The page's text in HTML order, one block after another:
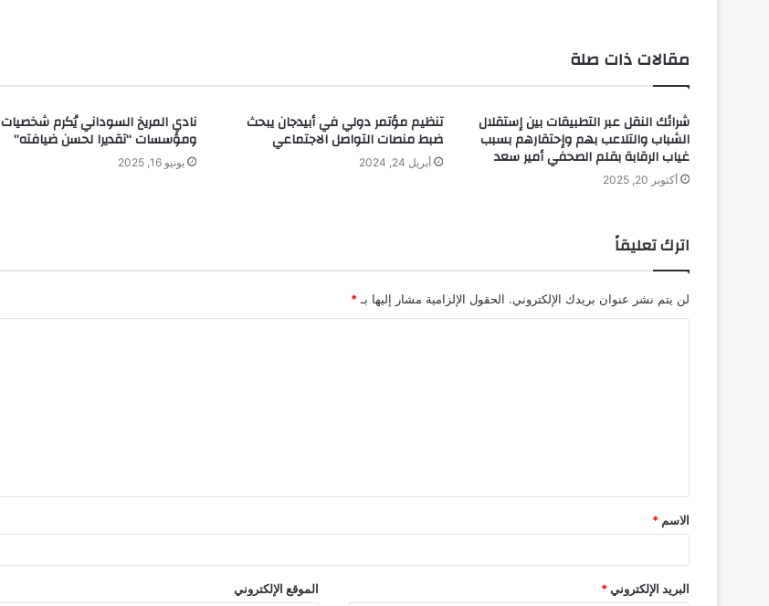
مقالات ذات صلة
شرائك النقل عبر التطبيقات بين إستقلال
الشباب والتلاعب بهم وإحتقارهم بسبب
غياب الرقابة بقلم الصحفي أمير سعد
أكتوبر 20, 2025
تنظيم مؤتمر دولي في أبيدجان يبحث
ضبط منصات التواصل الاجتماعي
أبريل 24, 2024
نادي المريخ السوداني يُكرم شخصيات
ومؤسسات “تقديرا لحسن ضيافته”
يونيو 16, 2025
اترك تعليقاً
لن يتم نشر عنوان بريدك الإلكتروني. الحقول الإلزامية مشار إليها بـ *
ق
*
الاسم *
البريد الإلكتروني * الموقع الإلكتروني